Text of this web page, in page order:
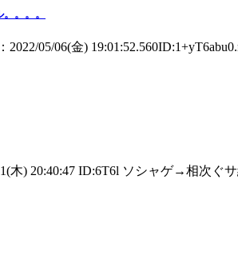
。。。
05/06(金)
木) 20:40:47 ID:6T6l ソシャゲ→相次